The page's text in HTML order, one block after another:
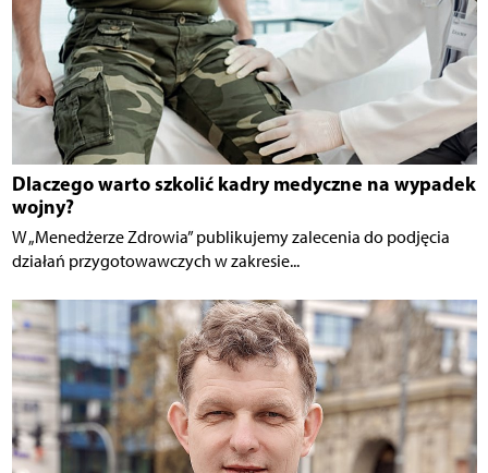
Dlaczego warto szkolić kadry medyczne na wypadek
wojny?
W „Menedżerze Zdrowia” publikujemy zalecenia do podjęcia
działań przygotowawczych w zakresie...